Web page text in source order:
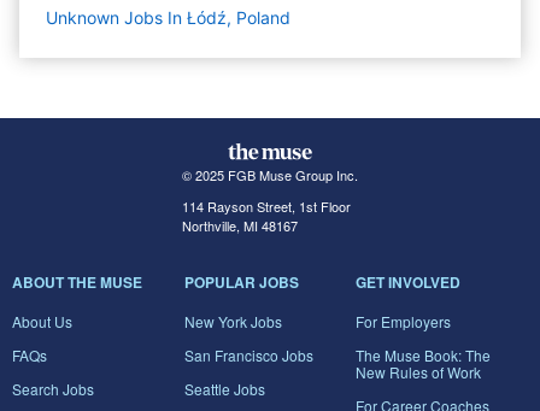
Unknown Jobs In Łódź, Poland
© 2025 FGB Muse Group Inc.
114 Rayson Street, 1st Floor
Northville, MI 48167
ABOUT THE MUSE
About Us
FAQs
Search Jobs
POPULAR JOBS
New York Jobs
San Francisco Jobs
Seattle Jobs
GET INVOLVED
For Employers
The Muse Book: The
New Rules of Work
For Career Coaches